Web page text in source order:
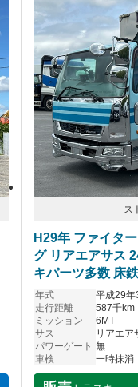
ス
H29年 ファイタ
グ リアエアサス
キパーツ多数 床
年式
平成29年
走行距離
587千km
ミッション
6MT
サス
リアエア
パワーゲート 無
車検
一時抹消